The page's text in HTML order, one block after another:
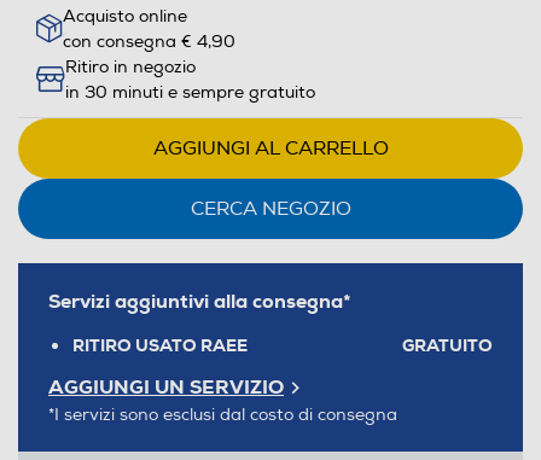
Acquisto online
con consegna € 4,90
Ritiro in negozio
in 30 minuti e sempre gratuito
AGGIUNGI AL CARRELLO
CERCA NEGOZIO
Servizi aggiuntivi alla consegna*
RITIRO USATO RAEE GRATUITO
AGGIUNGI UN SERVIZIO
*I servizi sono esclusi dal costo di consegna